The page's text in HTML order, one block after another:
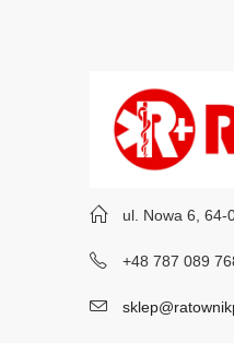
ul. Nowa 6, 64-
+48 787 089